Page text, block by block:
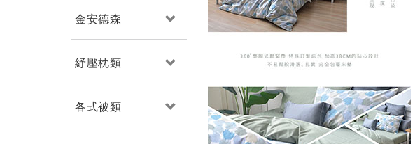
金安德森
紓壓枕類
各式被類